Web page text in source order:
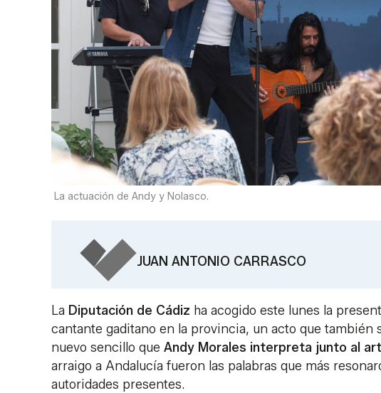
La actuación de Andy y Nolasco.
JUAN ANTONIO CARRASCO
La Diputación de Cádiz ha acogido este lunes la
cantante gaditano en la provincia, un acto que también
nuevo sencillo que Andy Morales interpreta junto al
arraigo a Andalucía fueron las palabras que más
autoridades presentes.